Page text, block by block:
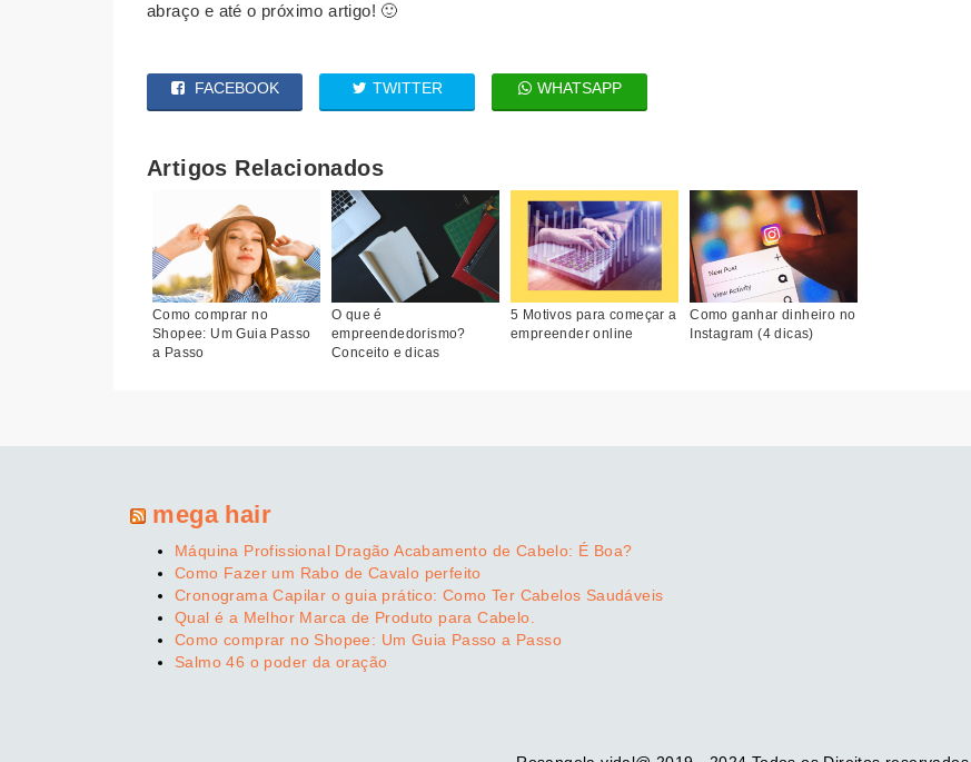
abraço e até o próximo artigo! 🙂
FACEBOOK TWITTER WHATSAPP
Artigos Relacionados
Como comprar no
Shopee: Um Guia Passo
a Passo
O que é
empreendedorismo?
Conceito e dicas
5 Motivos para começar a
empreender online
Como ganhar dinheiro no
Instagram (4 dicas)
mega hair
Máquina Profissional Dragão Acabamento de Cabelo: É Boa?
Como Fazer um Rabo de Cavalo perfeito
Cronograma Capilar o guia prático: Como Ter Cabelos Saudáveis
Qual é a Melhor Marca de Produto para Cabelo.
Como comprar no Shopee: Um Guia Passo a Passo
Salmo 46 o poder da oração